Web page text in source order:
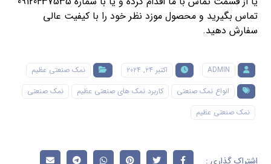
تماس بگیرید و محصول موزد نظر خود را با کیفیت عالی
سفارش دهید.
ADMIN اکتبر ۲۴, ۲۰۲۴
نمک صنعتی عظیم
انواع نمک صنعتی
کاربرد نمک های صنعتی عظیم
نمک صنعتی
نمک صنعتی عظیم